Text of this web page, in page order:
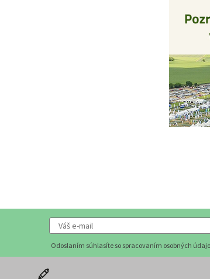
Odoslaním súhlasíte so spracovaním osobných